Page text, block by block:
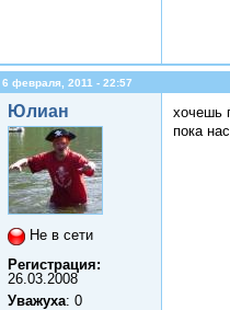
6 февраля, 2011 - 22:57
Юлиан
Не в сети
Регистрация:
26.03.2008
Уважуха: 0
хочешь
пока